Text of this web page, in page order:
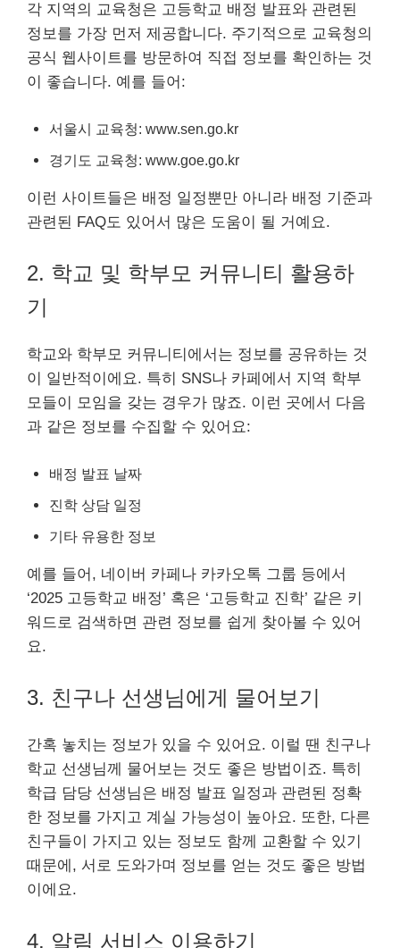
각 지역의 교육청은 고등학교 배정 발표와 관련된
정보를 가장 먼저 제공합니다. 주기적으로 교육청의
공식 웹사이트를 방문하여 직접 정보를 확인하는 것
이 좋습니다. 예를 들어:
서울시 교육청: www.sen.go.kr
경기도 교육청: www.goe.go.kr
이런 사이트들은 배정 일정뿐만 아니라 배정 기준과
관련된 FAQ도 있어서 많은 도움이 될 거예요.
2. 학교 및 학부모 커뮤니티 활용하
기
학교와 학부모 커뮤니티에서는 정보를 공유하는 것
이 일반적이에요. 특히 SNS나 카페에서 지역 학부
모들이 모임을 갖는 경우가 많죠. 이런 곳에서 다음
과 같은 정보를 수집할 수 있어요:
배정 발표 날짜
진학 상담 일정
기타 유용한 정보
예를 들어, 네이버 카페나 카카오톡 그룹 등에서
‘2025 고등학교 배정’ 혹은 ‘고등학교 진학’ 같은 키
워드로 검색하면 관련 정보를 쉽게 찾아볼 수 있어
요.
3. 친구나 선생님에게 물어보기
간혹 놓치는 정보가 있을 수 있어요. 이럴 땐 친구나
학교 선생님께 물어보는 것도 좋은 방법이죠. 특히
학급 담당 선생님은 배정 발표 일정과 관련된 정확
한 정보를 가지고 계실 가능성이 높아요. 또한, 다른
친구들이 가지고 있는 정보도 함께 교환할 수 있기
때문에, 서로 도와가며 정보를 얻는 것도 좋은 방법
이에요.
4. 알림 서비스 이용하기